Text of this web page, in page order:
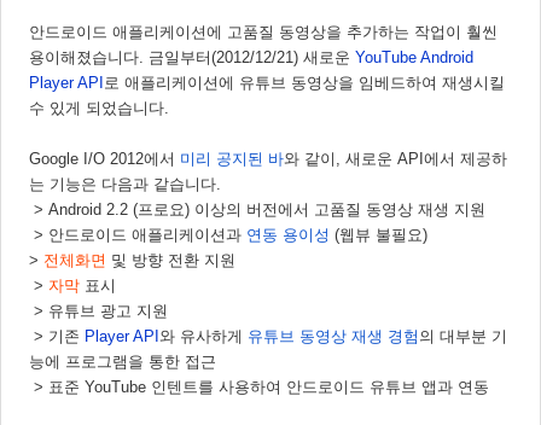
안드로이드 애플리케이션에 고품질 동영상을 추가하는 작업이 훨씬
용이해졌습니다. 금일부터(2012/12/21) 새로운 YouTube Android
Player API 로 애플리케이션에 유튜브 동영상을 임베드하여 재생시킬
수 있게 되었습니다.
Google I/O 2012에서 미리 공지된 바와 같이, 새로운 API에서 제공하
는 기능은 다음과 같습니다.
> Android 2.2 (프로요) 이상의 버전에서 고품질 동영상 재생 지원
> 안드로이드 애플리케이션과 연동 용이성 (웹뷰 불필요)
> 전체화면 및 방향 전환 지원
> 자막 표시
> 유튜브 광고 지원
> 기존 Player API 와 유사하게 유튜브 동영상 재생 경험 의 대부분 기
능에 프로그램을 통한 접근
> 표준 YouTube 인텐트를 사용하여 안드로이드 유튜브 앱과 연동